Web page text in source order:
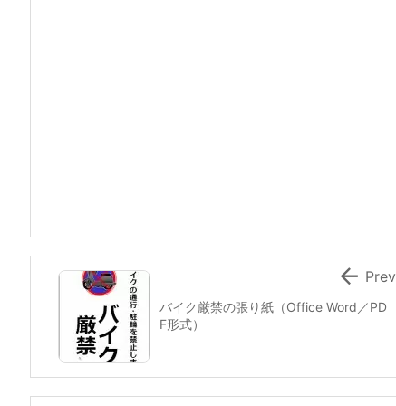
バイク厳禁の張り紙（Office Word／PD
F形式）
 Prev